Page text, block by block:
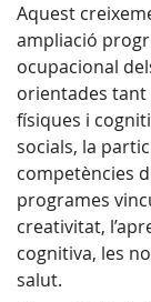
Aquest
ampliació
ocupacional
orientades tant
físiques i
socials, la
competències
programes
creativitat,
cognitiva, les
salut.